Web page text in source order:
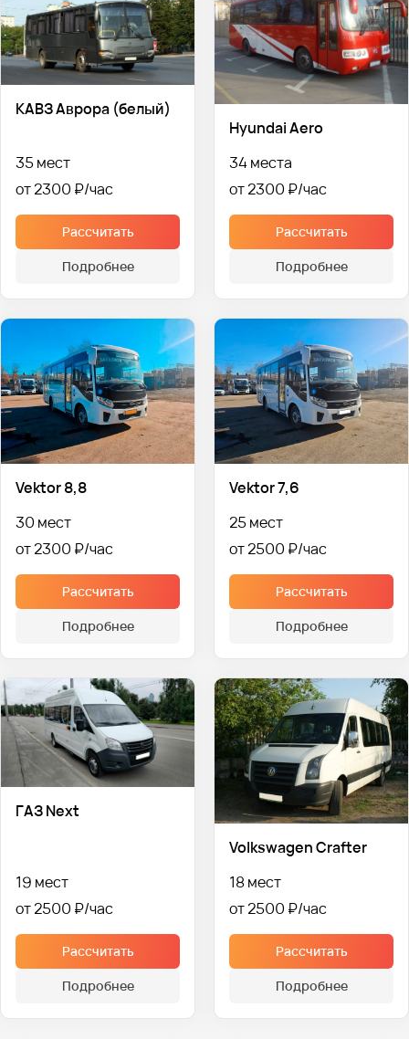
КАВЗ Аврора (белый)
35 мест
от 2300 ₽
Рассчитать
Подробнее
Hyundai Aero
34 места
от 2300 ₽
Рассчитать
Подробнее
Vektor 8,8
30 мест
от 2300 ₽
Рассчитать
Подробнее
Vektor 7,6
25 мест
от 2500 ₽
Рассчитать
Подробнее
ГАЗ Next
19 мест
от 2500 ₽
Рассчитать
Подробнее
Volkswagen Crafter
18 мест
от 2500 ₽
Рассчитать
Подробнее